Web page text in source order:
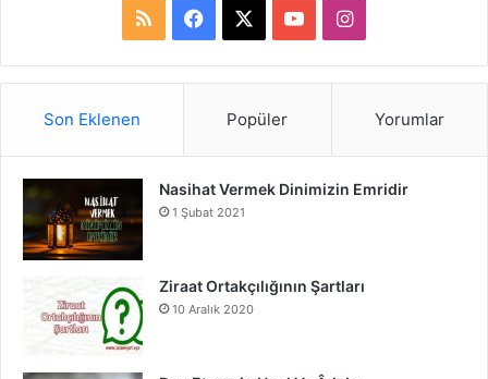
S
a
b
o
o
u
e
I
n
a
r
Son Eklenen Popüler Yorumlar
Nasihat Vermek Dinimizin Emridir
1 Şubat 2021
Ziraat Ortakçılığının Şartları
10 Aralık 2020